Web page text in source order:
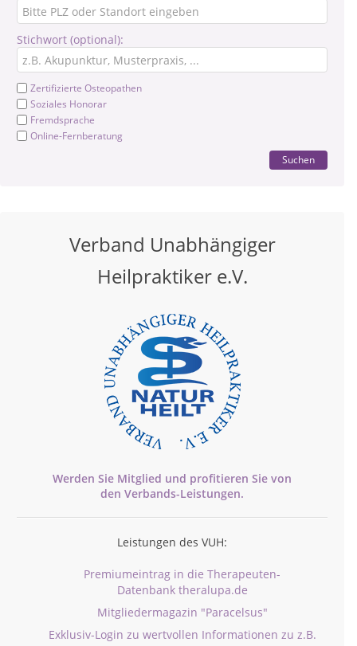
Stichwort (optional):
Zertifizierte Osteopathen
Soziales Honorar
Fremdsprache
Online-Fernberatung
Suchen
Verband Unabhängiger
Heilpraktiker e.V.
Werden Sie Mitglied und profitieren Sie von
den Verbands-Leistungen.
Leistungen des VUH:
Premiumeintrag in die Therapeuten-
Datenbank theralupa.de
Mitgliedermagazin "Paracelsus"
Exklusiv-Login zu wertvollen Informationen zu z.B.